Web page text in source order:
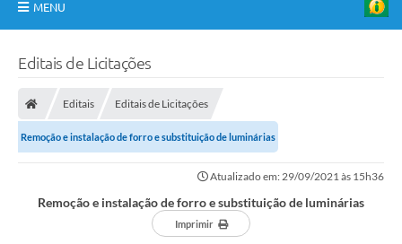
MENU
PASMED
Editais de Licitações
Editais Editais de Licitações
Remoção e instalação de forro e substituição de luminárias
Atualizado em: 29/09/2021 às 15h36
Remoção e instalação de forro e substituição de luminárias
Imprimir